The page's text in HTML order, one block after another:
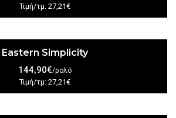
Τιμή/τμ: 27,21€
Eastern Simplicity
144,90€/ρολό
Τιμή/τμ: 27,21€